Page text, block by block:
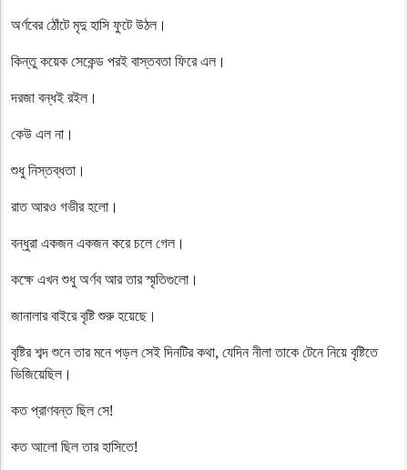
অর্ণবের ঠোঁটে মৃদু হাসি ফুটে উঠল।
কিন্তু কয়েক সেকেন্ড পরই বাস্তবতা ফিরে এল।
দরজা বন্ধই রইল।
কেউ এল না।
শুধু নিস্তব্ধতা।
রাত আরও গভীর হলো।
বন্ধুরা একজন একজন করে চলে গেল।
কক্ষে এখন শুধু অর্ণব আর তার স্মৃতিগুলো।
জানালার বাইরে বৃষ্টি শুরু হয়েছে।
বৃষ্টির শব্দ শুনে তার মনে পড়ল সেই দিনটির কথা, যেদিন নীলা তাকে টেনে নিয়ে বৃষ্টিতে
ভিজিয়েছিল।
কত প্রাণবন্ত ছিল সে!
কত আলো ছিল তার হাসিতে!